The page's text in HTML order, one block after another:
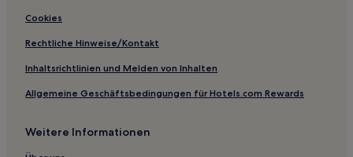
Cookies
Rechtliche Hinweise/Kontakt
Inhaltsrichtlinien und Melden von Inhalten
Allgemeine Geschäftsbedingungen für Hotels.com Rewards
Weitere Informationen